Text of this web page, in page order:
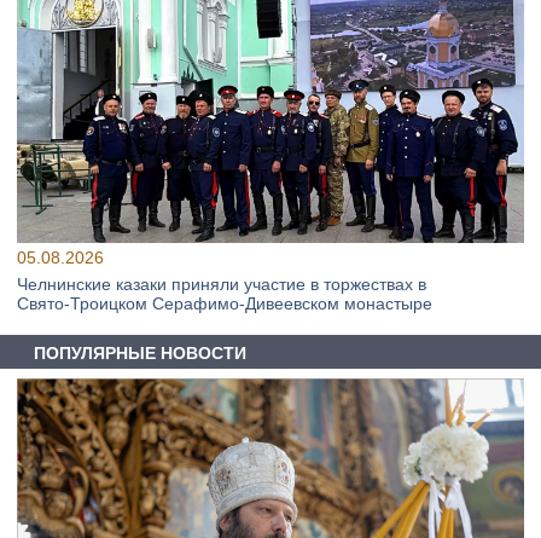
05.08.2026
Челнинские казаки приняли участие в торжествах в
Свято‑Троицком Серафимо‑Дивеевском монастыре
ПОПУЛЯРНЫЕ НОВОСТИ